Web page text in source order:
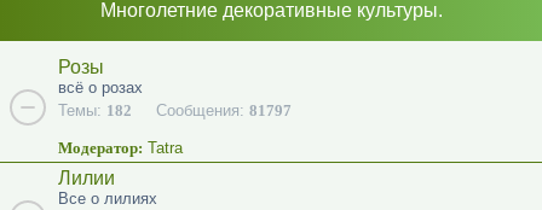
Многолетние декоративные культуры.
Розы
всё о розах
Темы: 182 Сообщения: 81797
Модератор: Tatra
Лилии
Все о лилиях